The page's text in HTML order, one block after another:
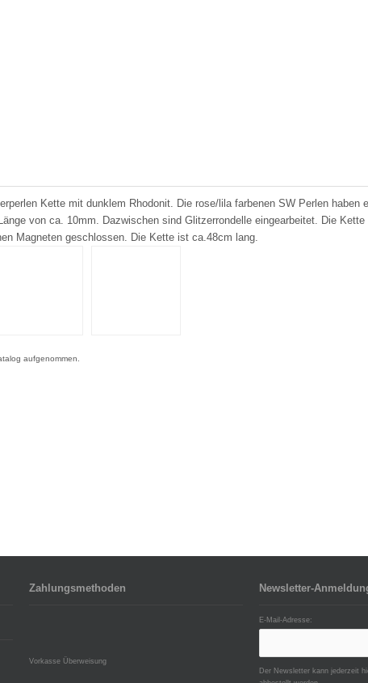
Kette mit dunklem Rhodonit. Die rose/lila farbenen SW Perlen haben
von ca. 10mm. Dazwischen sind Glitzerrondelle eingearbeitet. Die
Magneten geschlossen. Die Kette ist ca.48cm lang.
aufgenommen.
Zahlungsmethoden
Vorkasse Überweisung
Newsletter-
E-Mail-Adresse:
Der Newsletter kann jederzeit